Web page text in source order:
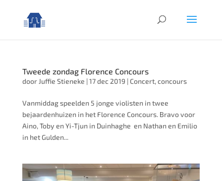
Tweede zondag Florence Concours
door Juffie Stieneke |17 dec 2019 |Concert,concours
Vanmiddag speelden 5 jonge violisten in twee
bejaardenhuizen in het Florence Concours. Bravo voor
Aino, Toby en Yi-Tjun in Duinhaghe en Nathan en Emilio
in het Gulden...